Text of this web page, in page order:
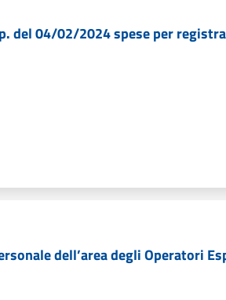
del 04/02/2024 spese per
dell’area degli Operatori